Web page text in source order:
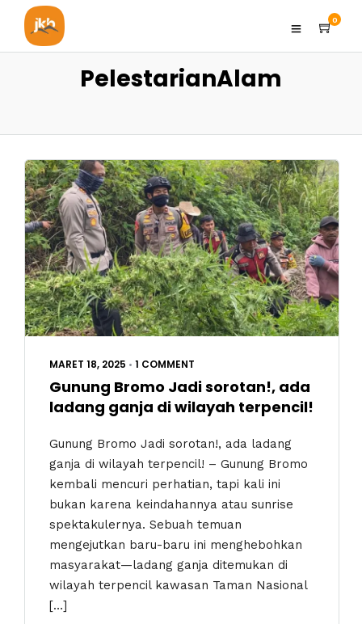
0
PelestarianAlam
MARET 18, 2025 • 1 COMMENT
Gunung Bromo Jadi sorotan!, ada
ladang ganja di wilayah terpencil!
Gunung Bromo Jadi sorotan!, ada ladang
ganja di wilayah terpencil! – Gunung Bromo
kembali mencuri perhatian, tapi kali ini
bukan karena keindahannya atau sunrise
spektakulernya. Sebuah temuan
mengejutkan baru-baru ini menghebohkan
masyarakat—ladang ganja ditemukan di
wilayah terpencil kawasan Taman Nasional
[…]